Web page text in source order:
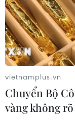
TIN CÙNG
Chuyển Bộ
nhân bán vàng
08/08/2026 14:37
Cựu Trưởng
lừa bán căn hộ
vietnamplus.vn
Chuyển Bộ
vàng không